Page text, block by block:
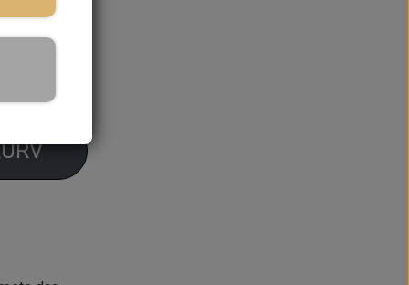
partikelfilter, skal du bruge vores Synturo
rust-formationer.